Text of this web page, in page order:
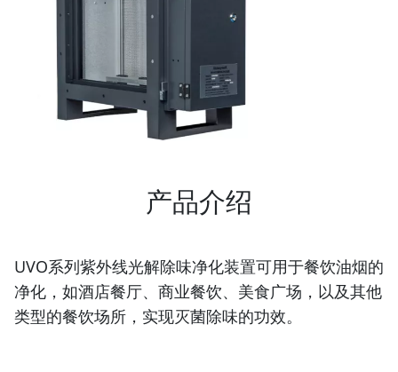
产品介绍
UVO系列紫外线光解除味净化装置可用于餐饮油烟的
净化，如酒店餐厅、商业餐饮、美食广场，以及其他
类型的餐饮场所，实现灭菌除味的功效。